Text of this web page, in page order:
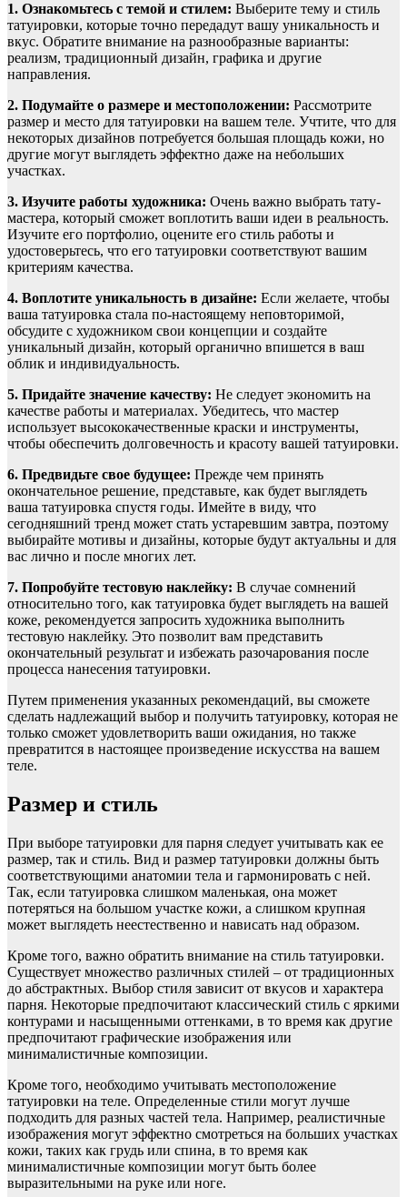
1. Ознакомьтесь с темой и стилем: Выберите тему и стиль
татуировки, которые точно передадут вашу уникальность и
вкус. Обратите внимание на разнообразные варианты:
реализм, традиционный дизайн, графика и другие
направления.
2. Подумайте о размере и местоположении: Рассмотрите
размер и место для татуировки на вашем теле. Учтите, что для
некоторых дизайнов потребуется большая площадь кожи, но
другие могут выглядеть эффектно даже на небольших
участках.
3. Изучите работы художника: Очень важно выбрать тату-
мастера, который сможет воплотить ваши идеи в реальность.
Изучите его портфолио, оцените его стиль работы и
удостоверьтесь, что его татуировки соответствуют вашим
критериям качества.
4. Воплотите уникальность в дизайне: Если желаете, чтобы
ваша татуировка стала по-настоящему неповторимой,
обсудите с художником свои концепции и создайте
уникальный дизайн, который органично впишется в ваш
облик и индивидуальность.
5. Придайте значение качеству: Не следует экономить на
качестве работы и материалах. Убедитесь, что мастер
использует высококачественные краски и инструменты,
чтобы обеспечить долговечность и красоту вашей татуировки.
6. Предвидьте свое будущее: Прежде чем принять
окончательное решение, представьте, как будет выглядеть
ваша татуировка спустя годы. Имейте в виду, что
сегодняшний тренд может стать устаревшим завтра, поэтому
выбирайте мотивы и дизайны, которые будут актуальны и для
вас лично и после многих лет.
7. Попробуйте тестовую наклейку: В случае сомнений
относительно того, как татуировка будет выглядеть на вашей
коже, рекомендуется запросить художника выполнить
тестовую наклейку. Это позволит вам представить
окончательный результат и избежать разочарования после
процесса нанесения татуировки.
Путем применения указанных рекомендаций, вы сможете
сделать надлежащий выбор и получить татуировку, которая не
только сможет удовлетворить ваши ожидания, но также
превратится в настоящее произведение искусства на вашем
теле.
Размер и стиль
При выборе татуировки для парня следует учитывать как ее
размер, так и стиль. Вид и размер татуировки должны быть
соответствующими анатомии тела и гармонировать с ней.
Так, если татуировка слишком маленькая, она может
потеряться на большом участке кожи, а слишком крупная
может выглядеть неестественно и нависать над образом.
Кроме того, важно обратить внимание на стиль татуировки.
Существует множество различных стилей – от традиционных
до абстрактных. Выбор стиля зависит от вкусов и характера
парня. Некоторые предпочитают классический стиль с яркими
контурами и насыщенными оттенками, в то время как другие
предпочитают графические изображения или
минималистичные композиции.
Кроме того, необходимо учитывать местоположение
татуировки на теле. Определенные стили могут лучше
подходить для разных частей тела. Например, реалистичные
изображения могут эффектно смотреться на больших участках
кожи, таких как грудь или спина, в то время как
минималистичные композиции могут быть более
выразительными на руке или ноге.